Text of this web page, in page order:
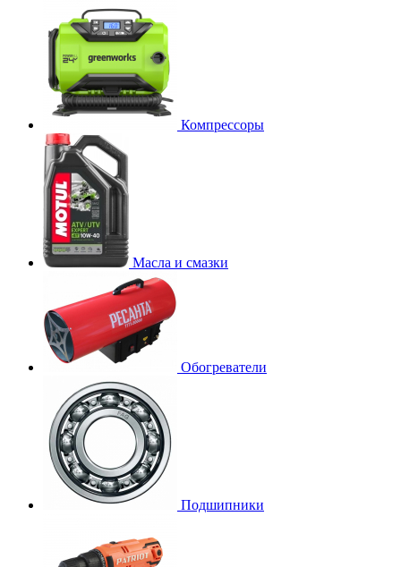
Компрессоры
Масла и смазки
Обогреватели
Подшипники